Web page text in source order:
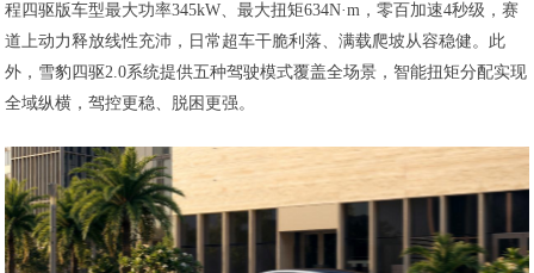
程四驱版车型最大功率345kW、最大扭矩634N·m，零百加速4秒级，赛
道上动力释放线性充沛，日常超车干脆利落、满载爬坡从容稳健。此
外，雪豹四驱2.0系统提供五种驾驶模式覆盖全场景，智能扭矩分配实现
全域纵横，驾控更稳、脱困更强。